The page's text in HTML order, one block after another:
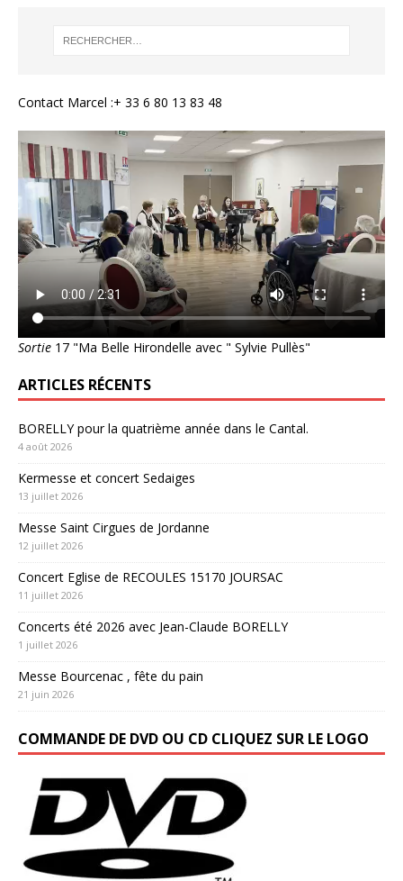
Contact Marcel :+ 33 6 80 13 83 48
Sortie 17 "Ma Belle Hirondelle avec " Sylvie Pullès"
ARTICLES RÉCENTS
BORELLY pour la quatrième année dans le Cantal.
4 août 2026
Kermesse et concert Sedaiges
13 juillet 2026
Messe Saint Cirgues de Jordanne
12 juillet 2026
Concert Eglise de RECOULES 15170 JOURSAC
11 juillet 2026
Concerts été 2026 avec Jean-Claude BORELLY
1 juillet 2026
Messe Bourcenac , fête du pain
21 juin 2026
COMMANDE DE DVD OU CD CLIQUEZ SUR LE LOGO